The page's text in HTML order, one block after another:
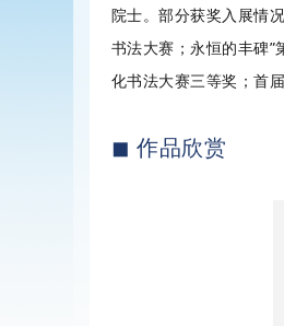
院士。部分获奖入展情
书法大赛；永恒的丰碑”
化书法大赛三等奖；首
◼ 作品欣赏